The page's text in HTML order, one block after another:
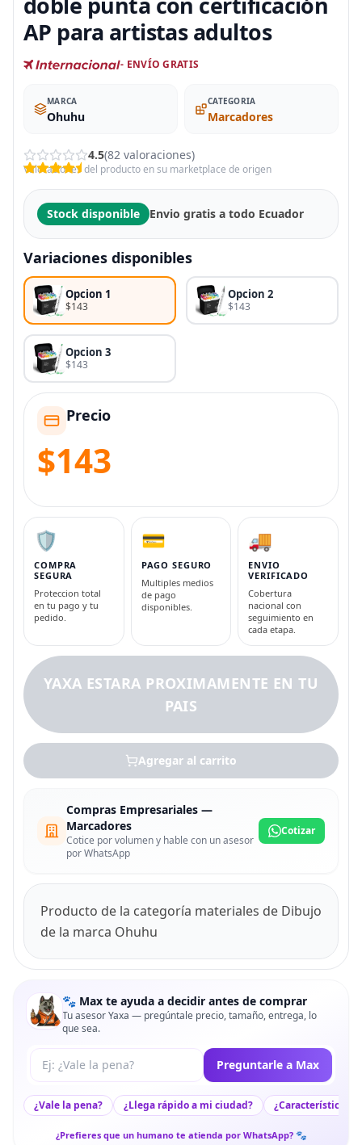
AP para artistas adultos
- ENVÍO GRATIS
MARCA
Ohuhu
CATEGORIA
Marcadores
4.5(82 valoraciones)
Valoraciones del producto en su marketplace de origen
Stock disponible Envio gratis a todo Ecuador
Variaciones disponibles
Opcion 1
$143
Opcion 2
$143
Opcion 3
$143
Precio
$143
🛡️
COMPRA
SEGURA
Proteccion total
en tu pago y tu
pedido.
💳
PAGO SEGURO
Multiples medios
de pago
disponibles.
🚚
ENVIO
VERIFICADO
Cobertura
nacional con
seguimiento en
cada etapa.
YAXA ESTARA PROXIMAMENTE EN TU
PAIS
Agregar al carrito
Compras Empresariales —
Marcadores
Cotice por volumen y hable con un asesor
por WhatsApp
Cotizar
Producto de la categoría materiales de Dibujo
de la marca Ohuhu
🐾 Max te ayuda a decidir antes de comprar
Tu asesor Yaxa — pregúntale precio, tamaño, entrega, lo
que sea.
Tu pregunta a Max Preguntarle a Max
¿Vale la pena? ¿Llega rápido a mi ciudad? ¿Características
¿Prefieres que un humano te atienda por WhatsApp? 🐾